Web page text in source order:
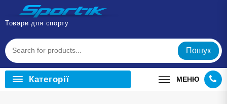
Перейти
вмісту
Товари для спорту
Пошук
Категорії МЕНЮ